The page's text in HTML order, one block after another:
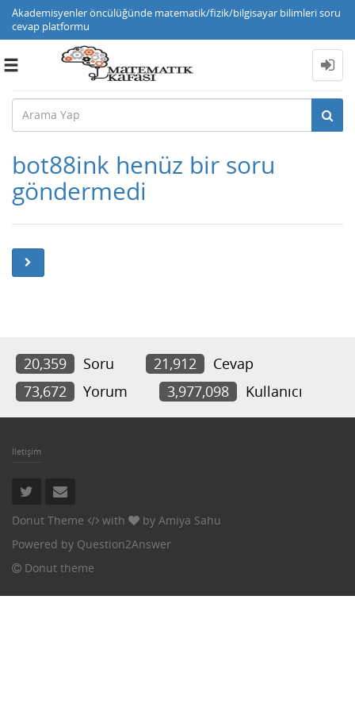
Akademisyenler öncülüğünde matematik/fizik/bilgisayar bilimleri soru
cevap platformu
Toggle
bot88ink henüz bir soru
göndermedi
20,359 Soru 21,912
Cevap
73,672
Yorum 3,977,098 Kullanıcı
İletişim
Donut Theme with by Amiya Sahu
Powered by Question2Answer
Donut theme